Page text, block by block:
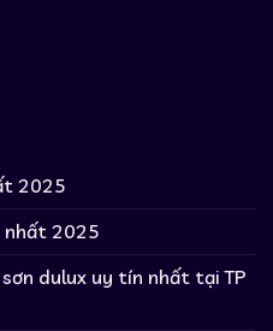
2025
nhất 2025
dulux uy tín nhất tại TP